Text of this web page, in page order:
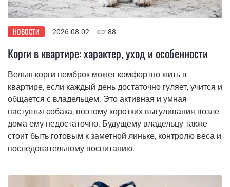
НОВОСТИ 2026-08-02 88
Корги в квартире: характер, уход и особенности
Вельш-корги пемброк может комфортно жить в
квартире, если каждый день достаточно гуляет, учится и
общается с владельцем. Это активная и умная
пастушья собака, поэтому коротких выгуливания возле
дома ему недостаточно. Будущему владельцу также
стоит быть готовым к заметной линьке, контролю веса и
последовательному воспитанию.